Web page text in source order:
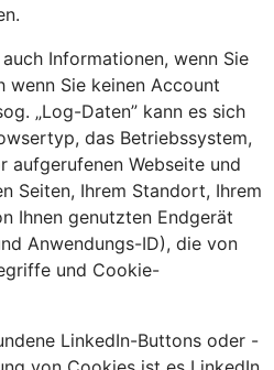
Informationen, wenn Sie
wenn Sie keinen Account
„Log-Daten” kann es sich
das Betriebssystem,
aufgerufenen Webseite und
Seiten, Ihrem Standort, Ihrem
Ihnen genutzten Endgerät
Anwendungs-ID), die von
und Cookie-
LinkedIn-Buttons oder -